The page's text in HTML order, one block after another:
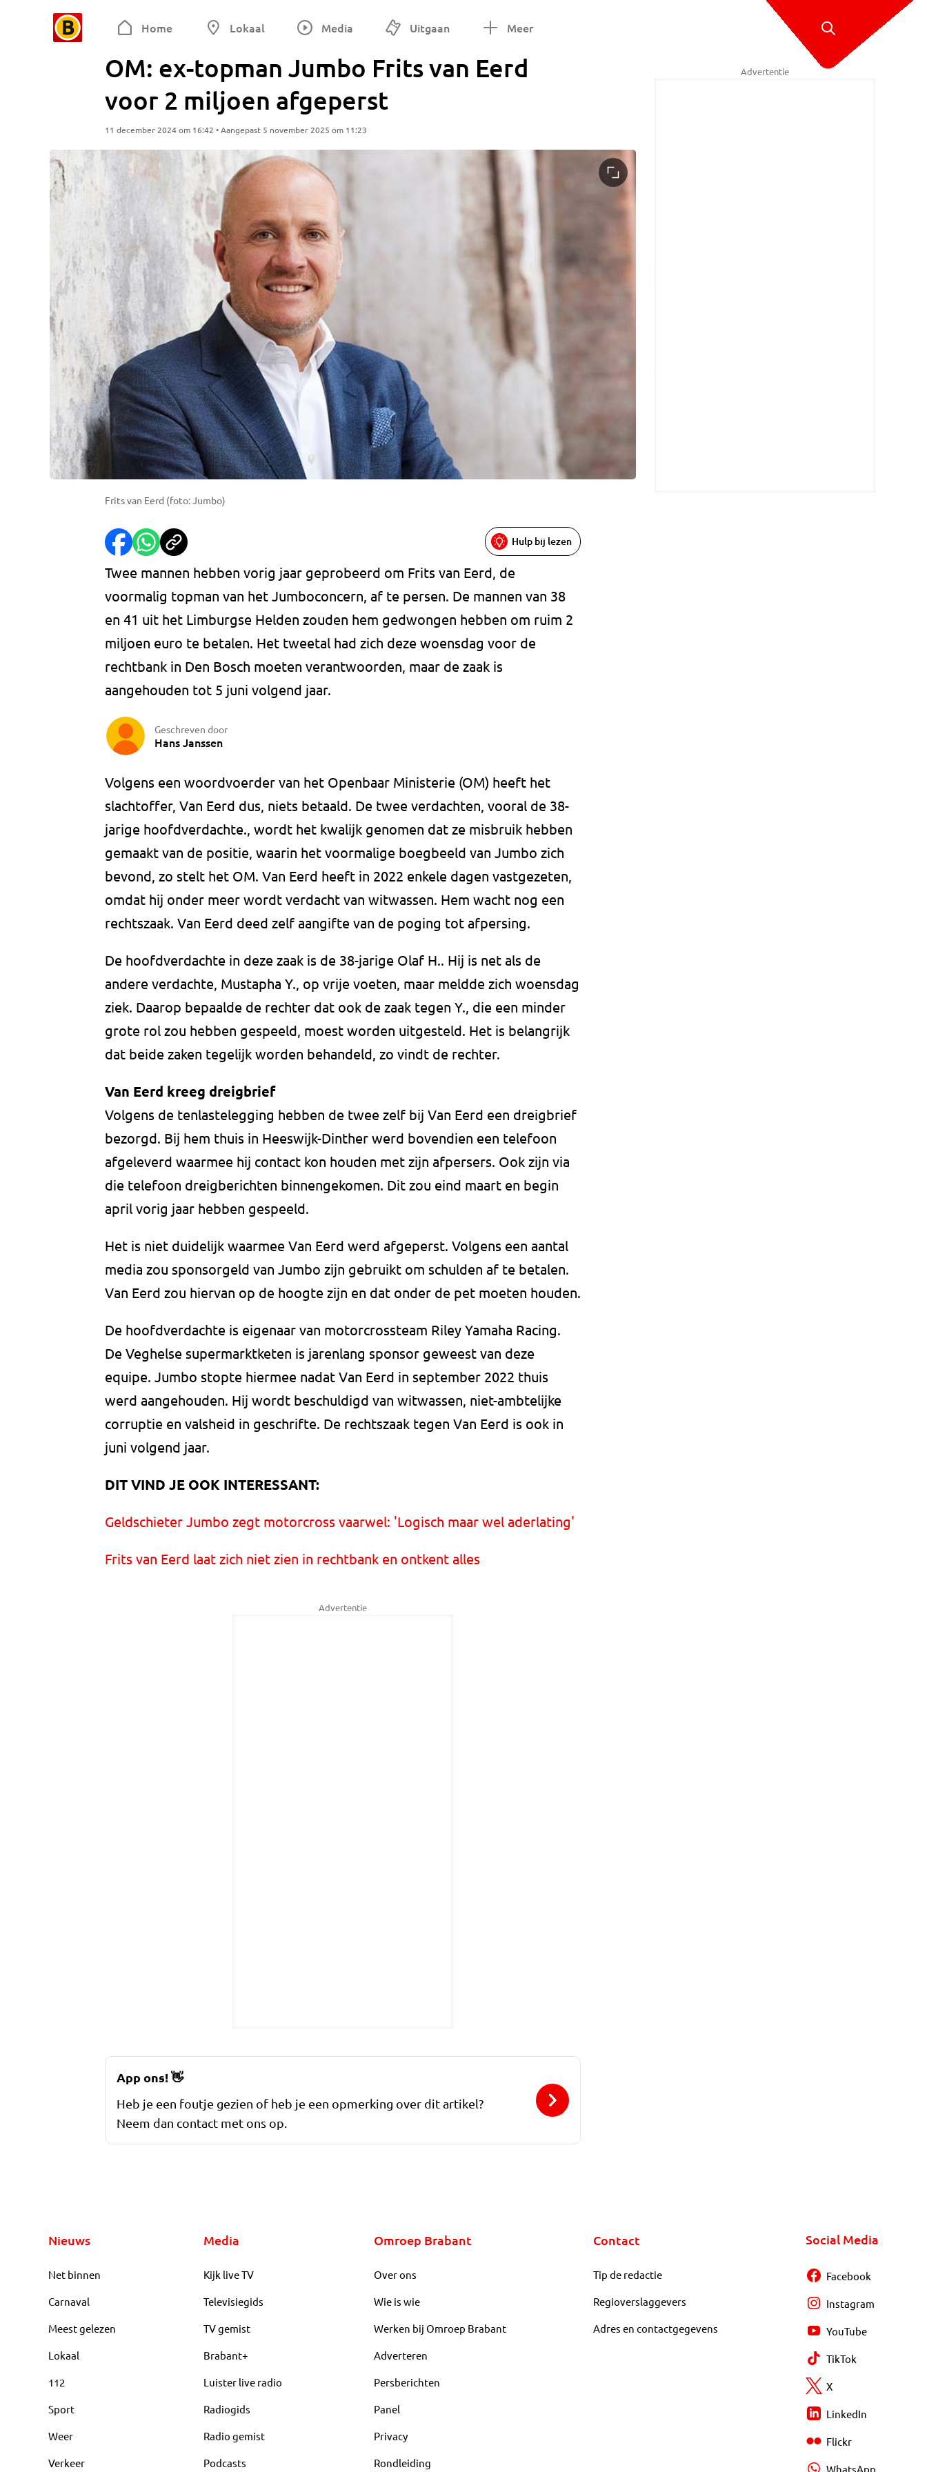
Home Lokaal Media Uitgaan Meer
OM: ex-topman Jumbo Frits van Eerd
voor 2 miljoen afgeperst
11 december 2024 om 16:42 • Aangepast 5 november 2025 om 11:23
Frits van Eerd (foto: Jumbo)
Hulp bij lezen
Twee mannen hebben vorig jaar geprobeerd om Frits van Eerd, de
voormalig topman van het Jumboconcern, af te persen. De mannen van 38
en 41 uit het Limburgse Helden zouden hem gedwongen hebben om ruim 2
miljoen euro te betalen. Het tweetal had zich deze woensdag voor de
rechtbank in Den Bosch moeten verantwoorden, maar de zaak is
aangehouden tot 5 juni volgend jaar.
Geschreven door
Hans Janssen
Volgens een woordvoerder van het Openbaar Ministerie (OM) heeft het
slachtoffer, Van Eerd dus, niets betaald. De twee verdachten, vooral de 38-
jarige hoofdverdachte., wordt het kwalijk genomen dat ze misbruik hebben
gemaakt van de positie, waarin het voormalige boegbeeld van Jumbo zich
bevond, zo stelt het OM. Van Eerd heeft in 2022 enkele dagen vastgezeten,
omdat hij onder meer wordt verdacht van witwassen. Hem wacht nog een
rechtszaak. Van Eerd deed zelf aangifte van de poging tot afpersing.
De hoofdverdachte in deze zaak is de 38-jarige Olaf H.. Hij is net als de
andere verdachte, Mustapha Y., op vrije voeten, maar meldde zich woensdag
ziek. Daarop bepaalde de rechter dat ook de zaak tegen Y., die een minder
grote rol zou hebben gespeeld, moest worden uitgesteld. Het is belangrijk
dat beide zaken tegelijk worden behandeld, zo vindt de rechter.
Van Eerd kreeg dreigbrief
Volgens de tenlastelegging hebben de twee zelf bij Van Eerd een dreigbrief
bezorgd. Bij hem thuis in Heeswijk-Dinther werd bovendien een telefoon
afgeleverd waarmee hij contact kon houden met zijn afpersers. Ook zijn via
die telefoon dreigberichten binnengekomen. Dit zou eind maart en begin
april vorig jaar hebben gespeeld.
Het is niet duidelijk waarmee Van Eerd werd afgeperst. Volgens een aantal
media zou sponsorgeld van Jumbo zijn gebruikt om schulden af te betalen.
Van Eerd zou hiervan op de hoogte zijn en dat onder de pet moeten houden.
De hoofdverdachte is eigenaar van motorcrossteam Riley Yamaha Racing.
De Veghelse supermarktketen is jarenlang sponsor geweest van deze
equipe. Jumbo stopte hiermee nadat Van Eerd in september 2022 thuis
werd aangehouden. Hij wordt beschuldigd van witwassen, niet-ambtelijke
corruptie en valsheid in geschrifte. De rechtszaak tegen Van Eerd is ook in
juni volgend jaar.
DIT VIND JE OOK INTERESSANT:
Geldschieter Jumbo zegt motorcross vaarwel: 'Logisch maar wel aderlating'
Frits van Eerd laat zich niet zien in rechtbank en ontkent alles
Advertentie
Advertentie
App ons!👋
Heb je een foutje gezien of heb je een opmerking over dit artikel?
Neem dan contact met ons op.
Nieuws
Net binnen
Carnaval
Meest gelezen
Lokaal
112
Sport
Weer
Verkeer
Media
Kijk live TV
Televisiegids
TV gemist
Brabant+
Luister live radio
Radiogids
Radio gemist
Podcasts
Omroep Brabant
Over ons
Wie is wie
Werken bij Omroep Brabant
Adverteren
Persberichten
Panel
Privacy
Rondleiding
Contact
Tip de redactie
Regioverslaggevers
Adres en contactgegevens
Social Media
Facebook
Instagram
YouTube
TikTok
X
LinkedIn
Flickr
WhatsApp